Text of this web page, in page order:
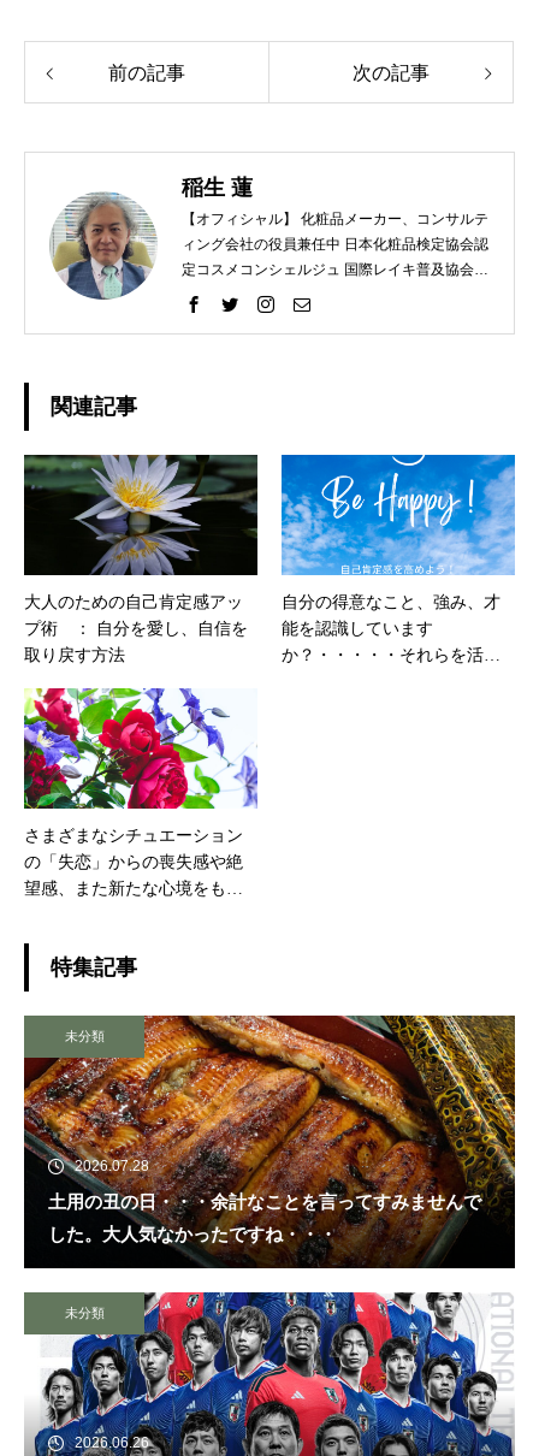
前の記事 次の記事
稲生 蓮
【オフィシャル】 化粧品メーカー、コンサルテ
ィング会社の役員兼任中 日本化粧品検定協会認
定コスメコンシェルジュ 国際レイキ普及協会認
定ティーチャー 【プライベート】 趣味 ラン
関連記事
大人のための自己肯定感アッ
プ術 ： 自分を愛し、自信を
取り戻す方法
自分の得意なこと、強み、才
能を認識しています
か？・・・・・それらを活か
さまざまなシチュエーション
の「失恋」からの喪失感や絶
望感、また新たな心境をもた
特集記事
未分類
2026.07.28
土用の丑の日・・・余計なことを言ってすみませんで
した。大人気なかったですね・・・
未分類
2026.06.26